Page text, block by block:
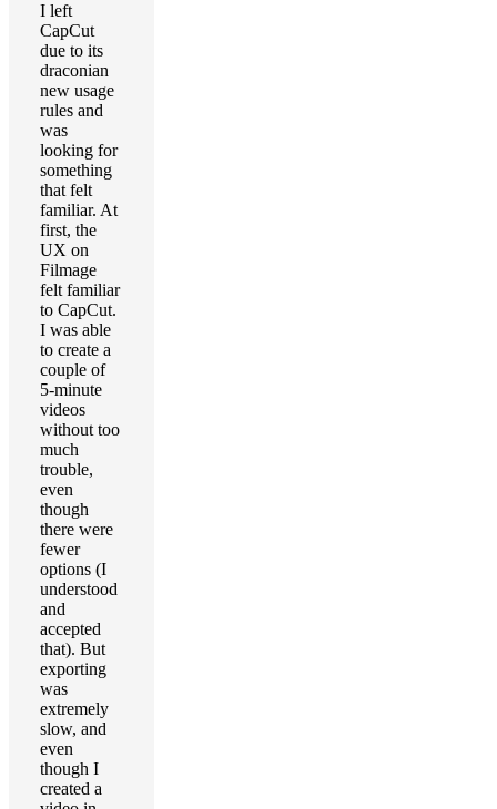
I left
CapCut
due to its
draconian
new usage
rules and
was
looking for
something
that felt
familiar. At
first, the
UX on
Filmage
felt familiar
to CapCut.
I was able
to create a
couple of
5-minute
videos
without too
much
trouble,
even
though
there were
fewer
options (I
understood
and
accepted
that). But
exporting
was
extremely
slow, and
even
though I
created a